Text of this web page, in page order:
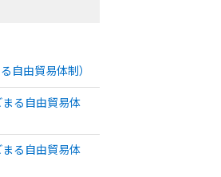
自由貿易体制）
る自由貿易体
る自由貿易体